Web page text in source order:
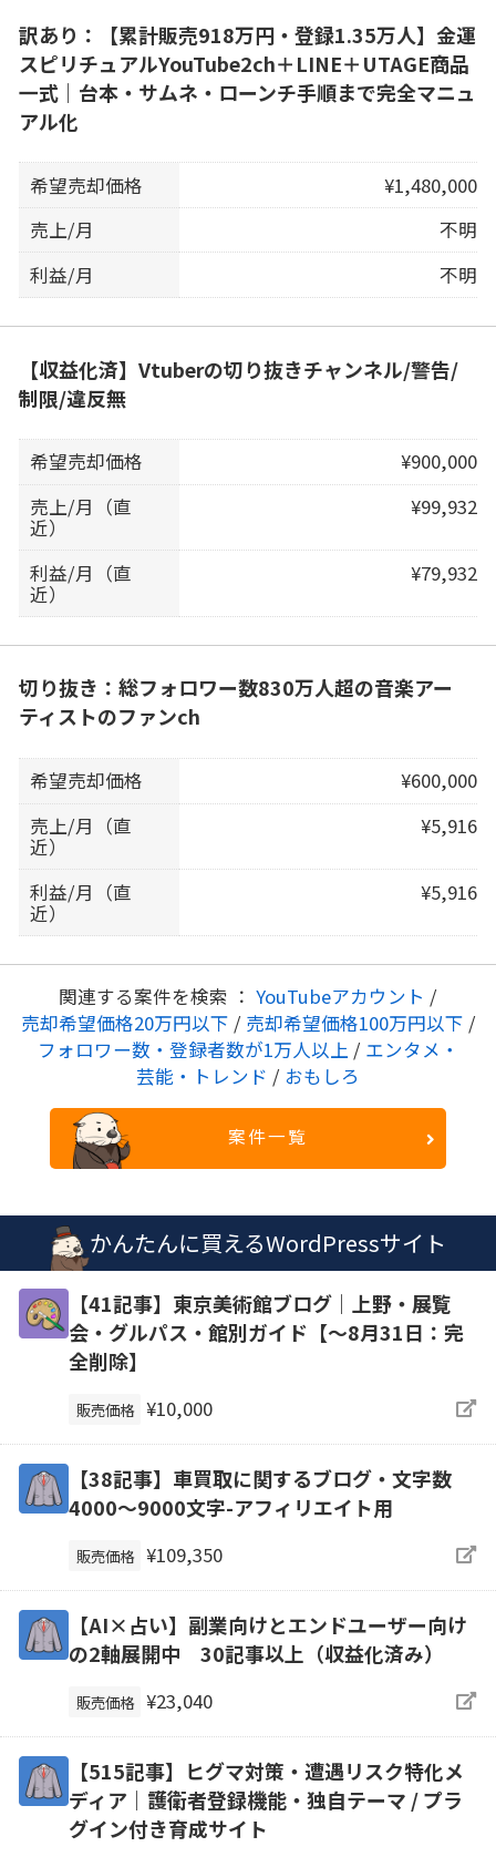
訳あり：【累計販売918万円・登録1.35万人】金運
スピリチュアルYouTube2ch＋LINE＋UTAGE商品
一式｜台本・サムネ・ローンチ手順まで完全マニュ
アル化
希望売却価格
¥1,480,000
売上/月
不明
利益/月
不明
【収益化済】Vtuberの切り抜きチャンネル/警告/
制限/違反無
希望売却価格
¥900,000
売上/月（直
近）
¥99,932
利益/月（直
近）
¥79,932
切り抜き：総フォロワー数830万人超の音楽アー
ティストのファンch
希望売却価格
¥600,000
売上/月（直
近）
¥5,916
利益/月（直
近）
¥5,916
関連する案件を検索 ： YouTubeアカウント /
売却希望価格20万円以下 / 売却希望価格100万円以下 /
フォロワー数・登録者数が1万人以上 / エンタメ・
芸能・トレンド / おもしろ
案件一覧
かんたんに買えるWordPressサイト
【41記事】東京美術館ブログ｜上野・展覧
会・グルパス・館別ガイド【～8月31日：完
全削除】
販売価格 ¥10,000
【38記事】車買取に関するブログ・文字数
4000～9000文字-アフィリエイト用
販売価格 ¥109,350
【AI×占い】副業向けとエンドユーザー向け
の2軸展開中 30記事以上（収益化済み）
販売価格 ¥23,040
【515記事】ヒグマ対策・遭遇リスク特化メ
ディア｜護衛者登録機能・独自テーマ / プラ
グイン付き育成サイト